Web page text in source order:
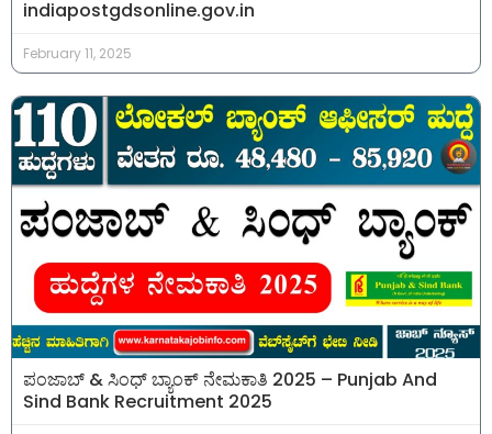
indiapostgdsonline.gov.in
February 11, 2025
ಪಂಜಾಬ್ & ಸಿಂಧ್ ಬ್ಯಾಂಕ್ ನೇಮಕಾತಿ 2025 – Punjab And
Sind Bank Recruitment 2025